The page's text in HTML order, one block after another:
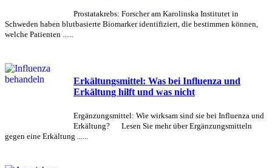
Prostatakrebs: Forscher am Karolinska Institutet in
Schweden haben blutbasierte Biomarker identifiziert, die bestimmen können,
welche Patienten ......
Erkältungsmittel: Was bei Influenza und
Erkältung hilft und was nicht
Ergänzungsmittel: Wie wirksam sind sie bei Influenza und
Erkältung? Lesen Sie mehr über Ergänzungsmitteln
gegen eine Erkältung ......